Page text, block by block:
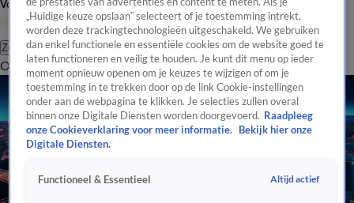
Volg Hart van Nederland
Zoeken
OverzichtRegioUitzendingenWeerTip de redactiePanelVideo's
„Huidige keuze opslaan” selecteert of je toestemming intrekt,
worden deze trackingtechnologieën uitgeschakeld. We gebruiken
dan enkel functionele en essentiële cookies om de website goed te
laten functioneren en veilig te houden. Je kunt dit menu op ieder
moment opnieuw openen om je keuzes te wijzigen of om je
toestemming in te trekken door op de link Cookie-instellingen
onder aan de webpagina te klikken. Je selecties zullen overal
binnen onze Digitale Diensten worden doorgevoerd. Raadpleeg
onze Cookieverklaring voor meer informatie.
Bekijk hier onze
Digitale Diensten.
Functioneel & Essentieel Altijd actief